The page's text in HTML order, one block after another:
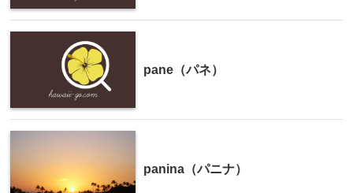
pane（パネ）
panina（パニナ）